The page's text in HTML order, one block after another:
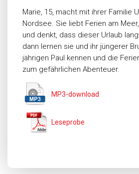
Marie, 15, macht mit ihrer Familie
Nordsee. Sie liebt Ferien am
und denkt, dass dieser Urlaub
dann lernen sie und ihr jüngerer
jährigen Paul kennen und die
zum gefährlichen Abenteuer.
MP3-download
Leseprobe